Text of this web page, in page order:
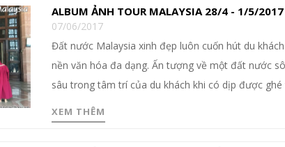
ALBUM ẢNH TOUR MALAYSIA 28/4 - 1/5/2017
07/06/2017
Đất nước Malaysia xinh đẹp luôn cuốn hút du
nền văn hóa đa dạng. Ấn tượng về một đất nước
sâu trong tâm trí của du khách khi có dịp được
XEM THÊM